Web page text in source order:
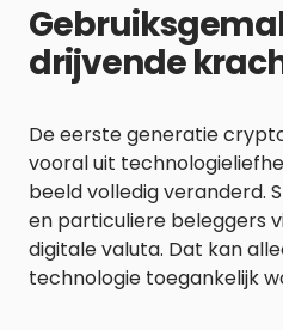
drijvende
De eerste generatie
vooral uit
beeld volledig veranderd.
en particuliere beleggers
digitale valuta. Dat kan
technologie toegankelijk